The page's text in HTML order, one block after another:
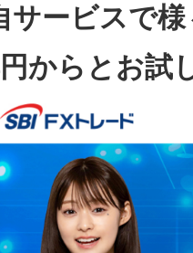
サービスで
からとお試